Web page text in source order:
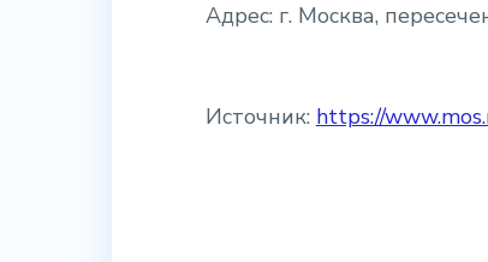
Адрес: г. Москва,
Источник: https://